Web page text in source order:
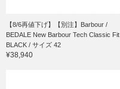
【8/6再値下げ】【別注】Barbour /
BEDALE New Barbour Tech Classic Fit
BLACK / サイズ 42
¥38,940